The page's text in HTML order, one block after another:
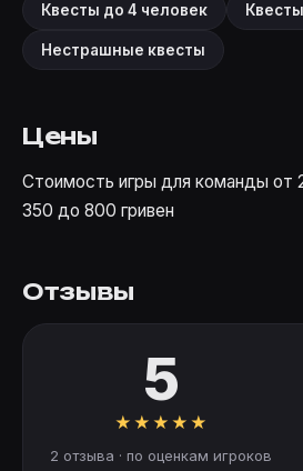
Квесты до 4 человек
Нестрашные квесты
Цены
Стоимость игры для команды от
350 до 800 гривен
Отзывы
5
★ ★ ★ ★ ★
2 отзыва · по оценкам игроков